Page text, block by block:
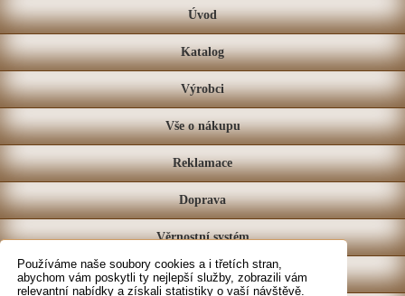
Používáme naše soubory cookies a i třetích stran,
abychom vám poskytli ty nejlepší služby, zobrazili vám
relevantní nabídky a získali statistiky o vaší návštěvě.
Úvod
Katalog
Výrobci
Vše o nákupu
Reklamace
Doprava
Věrnostní systém
Prodejna